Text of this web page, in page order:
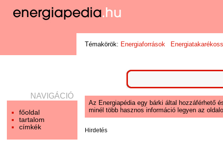
NAVIGÁCIÓ
főoldal
tartalom
címkék
Témakörök: Energiaforrások
Az Energiapédia egy bárki által hozzáférhető
minél több hasznos információ legyen az
Hirdetés